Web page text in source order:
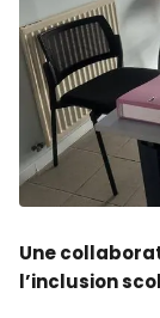
Une
l’inclusion